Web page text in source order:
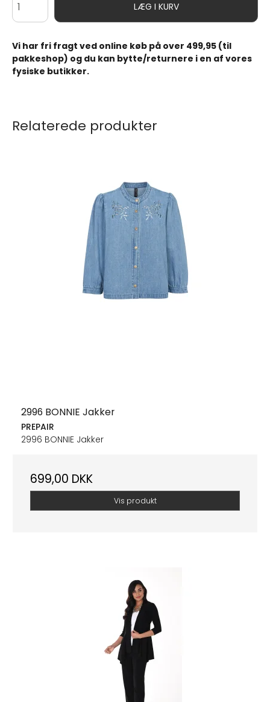
LÆG I KURV
Vi har fri fragt ved online køb på over 499,95 (til
pakkeshop) og du kan bytte/returnere i en af vores
fysiske butikker.
Relaterede produkter
2996 BONNIE Jakker
PREPAIR
2996 BONNIE Jakker
699,00 DKK
Vis produkt